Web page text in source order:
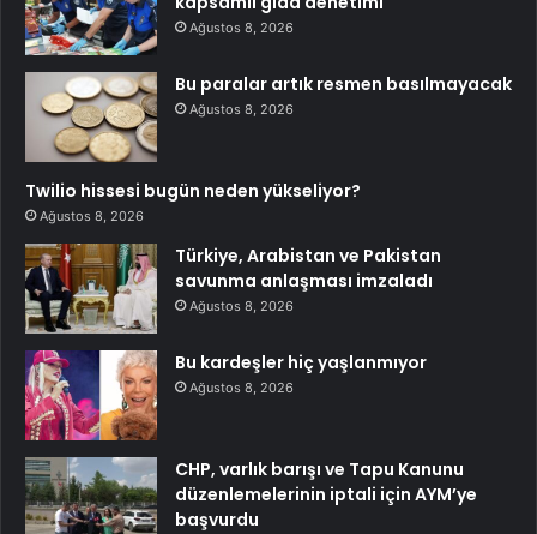
Ağustos 8, 2026
Bu paralar artık resmen basılmayacak
Ağustos 8, 2026
Twilio hissesi bugün neden yükseliyor?
Ağustos 8, 2026
Türkiye, Arabistan ve Pakistan
savunma anlaşması imzaladı
Ağustos 8, 2026
Bu kardeşler hiç yaşlanmıyor
Ağustos 8, 2026
CHP, varlık barışı ve Tapu Kanunu
düzenlemelerinin iptali için AYM’ye
başvurdu